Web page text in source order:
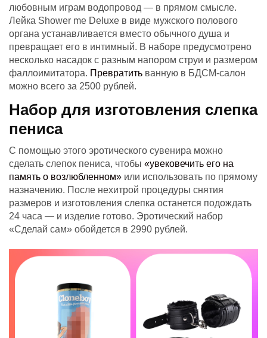
любовным играм водопровод — в прямом смысле.
Лейка Shower me Deluxe в виде мужского полового
органа устанавливается вместо обычного душа и
превращает его в интимный. В наборе предусмотрено
несколько насадок с разным напором струи и размером
фаллоимитатора. Превратить ванную в БДСМ-салон
можно всего за 2500 рублей.
Набор для изготовления слепка
пениса
С помощью этого эротического сувенира можно
сделать слепок пениса, чтобы «увековечить его на
память о возлюбленном» или использовать по прямому
назначению. После нехитрой процедуры снятия
размеров и изготовления слепка останется подождать
24 часа — и изделие готово. Эротический набор
«Сделай сам» обойдется в 2990 рублей.